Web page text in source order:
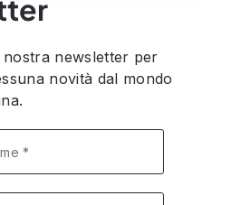
newsletter per
novità dal mondo